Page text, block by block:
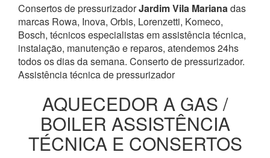
Consertos de pressurizadorJardim Vila Marianadas
marcas Rowa, Inova, Orbis, Lorenzetti, Komeco,
Bosch, técnicos especialistas em assistência técnica,
instalação, manutenção e reparos, atendemos 24hs
todos os dias da semana. Conserto de pressurizador.
Assistência técnica de pressurizador
AQUECEDOR A GAS /
BOILER ASSISTÊNCIA
TÉCNICA E CONSERTOS